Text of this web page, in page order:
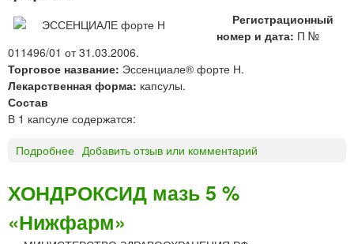
Регистрационный
номер и дата: П №
011496/01 от 31.03.2006.
Торговое название: Эссенциале® форте Н.
Лекарственная форма: капсулы.
Состав
В 1 капсуле содержатся:
Подробнее
С
С
Е
Н
Добавить отзыв или комментарий
ХОНДРОКСИД мазь 5 %
«Нижфарм»